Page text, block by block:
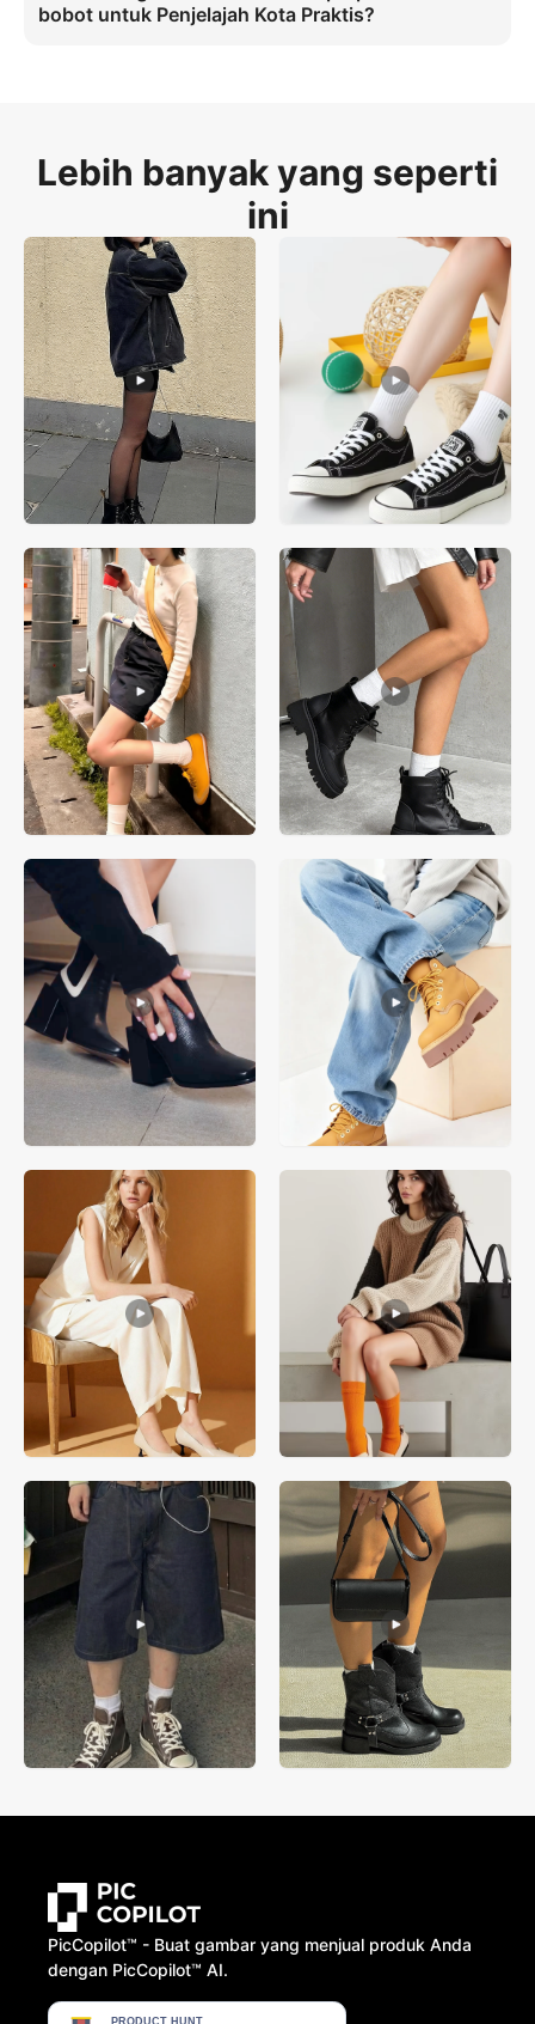
bobot untuk Penjelajah Kota Praktis?
Lebih banyak yang seperti
ini
PicCopilot™️ - Buat gambar yang menjual produk Anda
dengan PicCopilot™️ AI.